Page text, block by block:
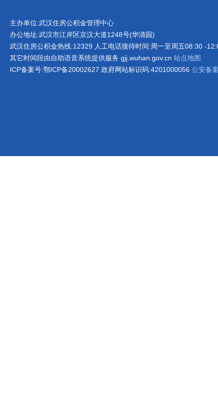
主办单位:武汉住房公积金管理中心
办公地址:武汉市江岸区京汉大道1248号(华清园)
武汉住房公积金热线:12329 人工电话接待时间:周一至周五08:30 -
其它时间段由自助语音系统提供服务 gjj.wuhan.gov.cn 站点地图
ICP备案号:鄂ICP备20002627 政府网站标识码:4201000056 公安备